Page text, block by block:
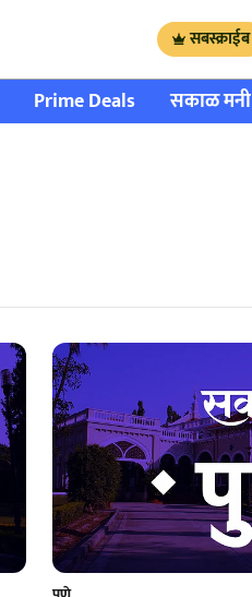
सबस्क्राईब
Prime Deals सकाळ मनी